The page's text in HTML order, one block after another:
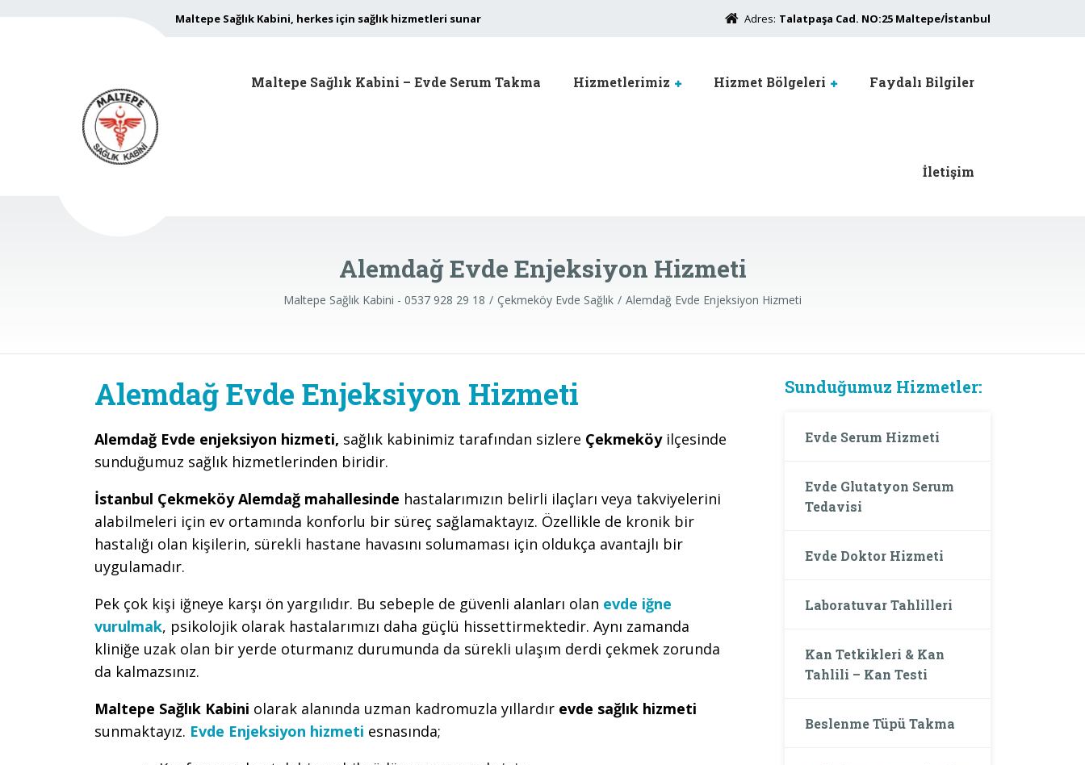
Maltepe Sağlık Kabini, herkes için sağlık hizmetleri sunar Adres: Talatpaşa Cad. NO:25 Maltepe/İstanbul
Maltepe Sağlık Kabini – Evde Serum Takma Hizmetlerimiz Hizmet Bölgeleri Faydalı Bilgiler
İletişim
Alemdağ Evde Enjeksiyon Hizmeti
Maltepe Sağlık Kabini - 0537 928 29 18 Çekmeköy Evde Sağlık Alemdağ Evde Enjeksiyon Hizmeti
Alemdağ Evde Enjeksiyon Hizmeti
Alemdağ Evde enjeksiyon hizmeti, sağlık kabinimiz tarafından sizlere Çekmeköyilçesinde
sunduğumuz sağlık hizmetlerinden biridir.
İstanbul Çekmeköy Alemdağ mahallesinde hastalarımızın belirli ilaçları veya takviyelerini
alabilmeleri için ev ortamında konforlu bir süreç sağlamaktayız. Özellikle de kronik bir
hastalığı olan kişilerin, sürekli hastane havasını solumaması için oldukça avantajlı bir
uygulamadır.
Pek çok kişi iğneye karşı ön yargılıdır. Bu sebeple de güvenli alanları olan evde iğne
vurulmak, psikolojik olarak hastalarımızı daha güçlü hissettirmektedir. Aynı zamanda
kliniğe uzak olan bir yerde oturmanız durumunda da sürekli ulaşım derdi çekmek zorunda
da kalmazsınız.
Maltepe Sağlık Kabini olarak alanında uzman kadromuzla yıllardır evde sağlık hizmeti
sunmaktayız. Evde Enjeksiyon hizmeti esnasında;
Sunduğumuz Hizmetler:
Evde Serum Hizmeti
Evde Glutatyon Serum
Tedavisi
Evde Doktor Hizmeti
Laboratuvar Tahlilleri
Kan Tetkikleri & Kan
Tahlili – Kan Testi
Beslenme Tüpü Takma